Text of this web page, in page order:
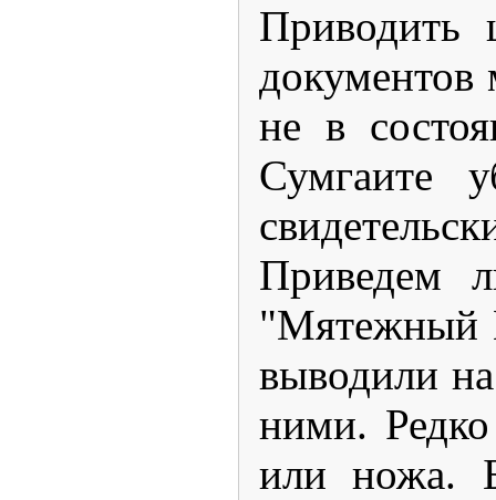
Приводить
не в
Сумгаите
Приведем
"Мятежный
выводили
ними.
или ножа.